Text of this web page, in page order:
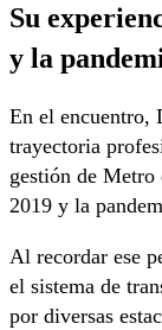
Su
y la
En el encuentro,
trayectoria
gestión de Metro
2019 y la
Al recordar ese
el sistema de
por diversas